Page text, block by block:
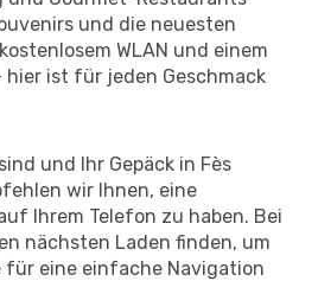
und die neuesten
WLAN und einem
hier ist für jeden Geschmack
und Ihr Gepäck in Fès
wir Ihnen, eine
Ihrem Telefon zu haben. Bei
nächsten Laden finden, um
für eine einfache Navigation